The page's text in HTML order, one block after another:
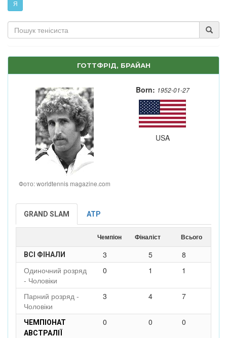
Я
ГОТТФРІД, БРАЙАН
Фото: worldtennis magazine.com
Born: 1952-01-27
USA
GRAND SLAM ATP
Чемпіон Фіналіст Всього
ВСІ ФІНАЛИ 3 5
8
Одиночний розряд
- Чоловіки
0 1 1
Парний розряд -
Чоловіки
3 4 7
ЧЕМПІОНАТ
АВСТРАЛІЇ
0 0 0